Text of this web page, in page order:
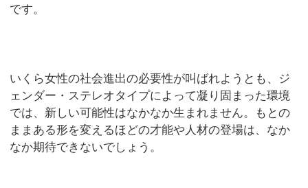
です。
いくら女性の社会進出の必要性が叫ばれようとも、ジ
ェンダー・ステレオタイプによって凝り固まった環境
では、新しい可能性はなかなか生まれません。もとの
ままある形を変えるほどの才能や人材の登場は、なか
なか期待できないでしょう。